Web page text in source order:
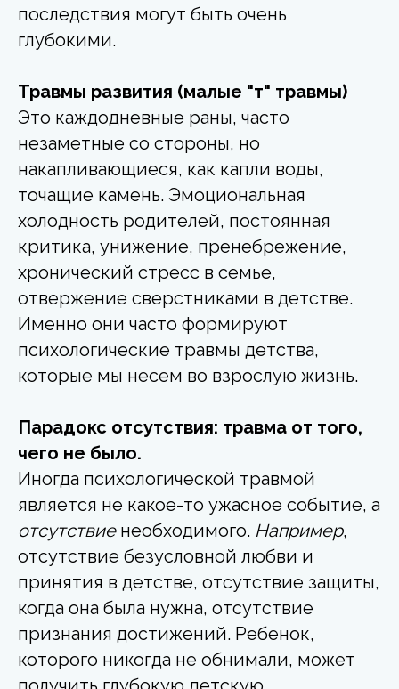
последствия могут быть очень
глубокими.
Травмы развития (малые "т" травмы)
Это каждодневные раны, часто
незаметные со стороны, но
накапливающиеся, как капли воды,
точащие камень. Эмоциональная
холодность родителей, постоянная
критика, унижение, пренебрежение,
хронический стресс в семье,
отвержение сверстниками в детстве.
Именно они часто формируют
психологические травмы детства,
которые мы несем во взрослую жизнь.
Парадокс отсутствия: травма от того,
чего не было.
Иногда психологической травмой
является не какое-то ужасное событие, а
отсутствие необходимого. Например,
отсутствие безусловной любви и
принятия в детстве, отсутствие защиты,
когда она была нужна, отсутствие
признания достижений. Ребенок,
которого никогда не обнимали, может